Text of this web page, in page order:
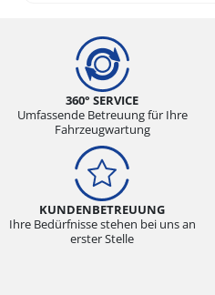
360° SERVICE
Umfassende Betreuung für Ihre
Fahrzeugwartung
KUNDENBETREUUNG
Ihre Bedürfnisse stehen bei uns an
erster Stelle